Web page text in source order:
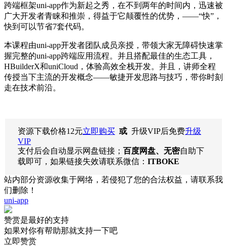
跨端框架uni-app作为新起之秀，在不到两年的时间内，迅速被
广大开发者青睐和推崇，得益于它颠覆性的优势，——“快”，
快到可以节省7套代码。
本课程由uni-app开发者团队成员亲授，带领大家无障碍快速掌
握完整的uni-app跨端应用流程。并且搭配最佳的生态工具，
HBuilderX和uniCloud，体验高效全栈开发。并且，讲师全程
传授当下主流的开发概念——敏捷开发思路与技巧，带你时刻
走在技术前沿。
资源下载价格12元立即购买 或 升级VIP后免费升级
VIP
支付后会自动显示网盘链接； 百度网盘、无密自助下
载即可，如果链接失效请联系微信： ITBOKE
站内部分资源收集于网络，若侵犯了您的合法权益，请联系我
们删除！
uni-app
赞赏是最好的支持
如果对你有帮助那就支持一下吧
立即赞赏